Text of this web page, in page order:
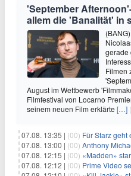
'September
allem die 'Banalität' in
gerade
Filmen
August im Wettbewerb
Filmfestival von Locarno
seinem neuen Film erklärte […]
07.08. 13:35 | (00) Für Starz geht
07.08. 13:00 | (00) Anthony Michael Hall:
07.08. 12:15 | (00) «Madden»
07.08. 12:12 | (00) Prime Video